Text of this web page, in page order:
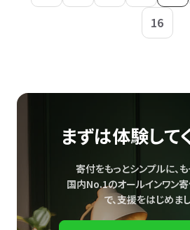
16
まずは体験して
寄付をもっとシンプルに、
国内No.1のオールインワン
で、支援をはじめまし